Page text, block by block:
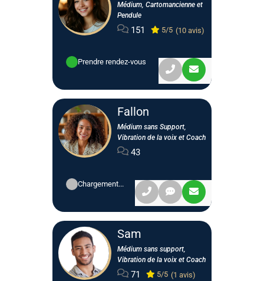
Médium, Cartomancienne et
Pendule
151 5/5 (10 avis)
Prendre rendez-vous
Fallon
Médium sans Support,
Vibration de la voix et Coach
43
Chargement...
Sam
Médium sans support,
Vibration de la voix et Coach
71 5/5 (1 avis)